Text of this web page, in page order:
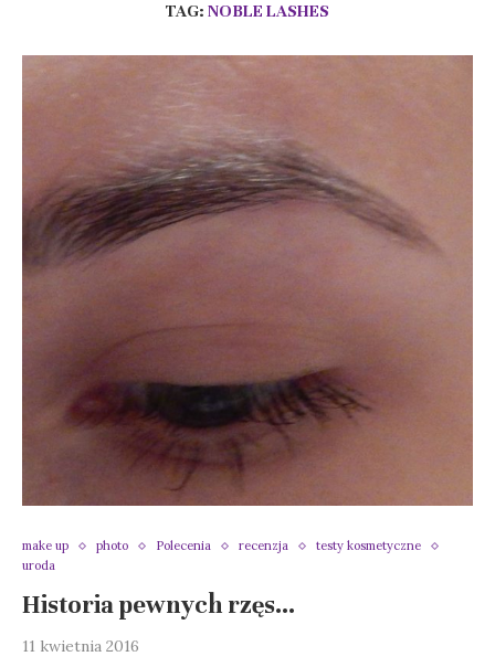
TAG: NOBLE LASHES
make up photo Polecenia recenzja
testy kosmetyczne
uroda
Historia pewnych rzęs…
11 kwietnia 2016